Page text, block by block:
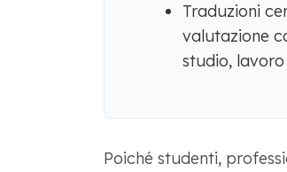
Traduzioni
valutazione
studio,
Poiché studenti,